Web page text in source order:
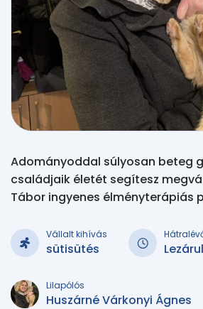
Adományoddal súlyosan beteg
családjaik életét segítesz
Tábor ingyenes élményterápiás
Vállalt kihívás
sütisütés
Lilapólós
Huszárné Várkonyi Ágnes